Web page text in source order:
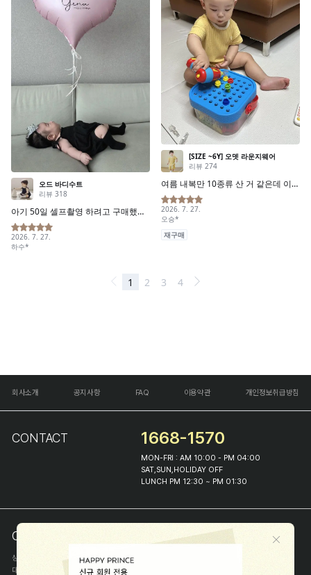
회사소개 공지사항 FAQ 이용약관 개인정보취급방침
CONTACT 1668-1570
MON-FRI : AM 10:00 - PM 04:00
SAT,SUN,HOLIDAY OFF
LUNCH PM 12:30 ~ PM 01:30
COMPANY INFO
상호
(주)해피프린스
대표
이화진